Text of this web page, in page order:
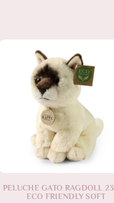
PELUCHE GATO RAGDOLL
ECO FRIENDLY SOFT